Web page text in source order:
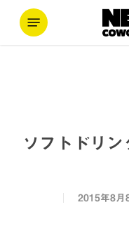
Menu
ソフトドリン
2015年8月